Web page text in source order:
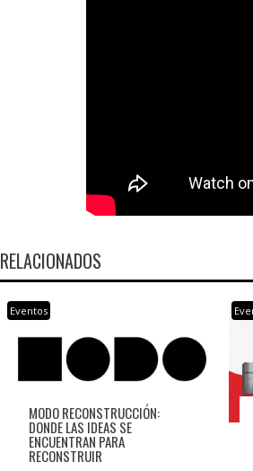
RELACIONADOS
Eventos
MODO RECONSTRUCCIÓN:
DONDE LAS IDEAS SE
ENCUENTRAN PARA
RECONSTRUIR